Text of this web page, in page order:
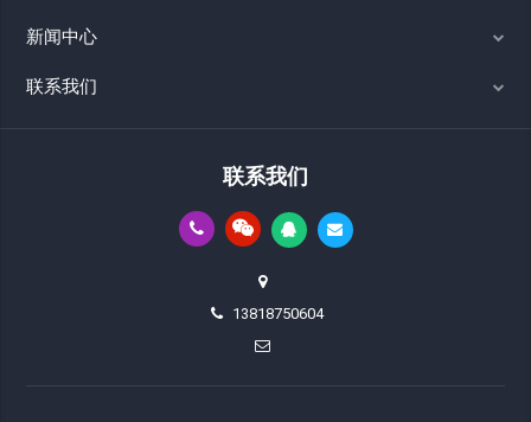
新闻中心
联系我们
联系我们
13818750604